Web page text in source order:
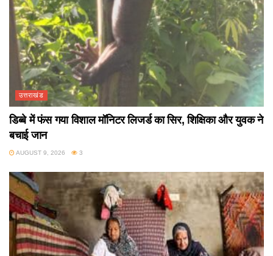
उत्तराखंड
डिब्बे में फंस गया विशाल मॉनिटर लिजर्ड का सिर, शिक्षिका और युवक ने
बचाई जान
AUGUST 9, 2026 3